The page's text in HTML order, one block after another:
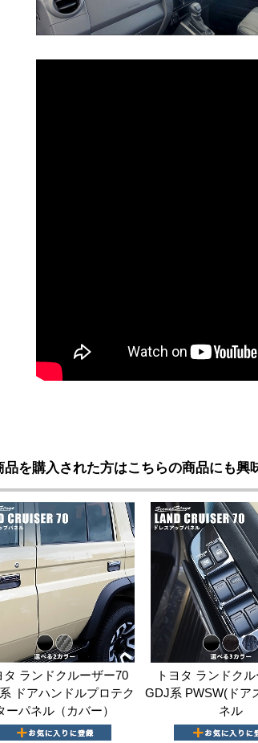
品を購入された方はこちらの商品にも興
タ ランドクルーザー70
ドアハンドルプロテク
ーパネル（カバー）
トヨタ ランドク
GDJ系 PWSW(ドア
ネル